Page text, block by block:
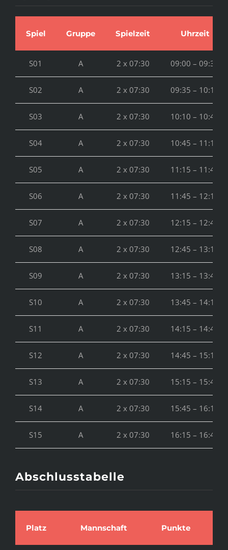
Spiel Gruppe Spielzeit Uhrzeit
S01 A 2 x 07:30 09:00 – 09:35
S02 A 2 x 07:30 09:35 – 10:10
S03 A 2 x 07:30 10:10 – 10:45
S04 A 2 x 07:30 10:45 – 11:15
S05 A 2 x 07:30 11:15 – 11:45
S06 A 2 x 07:30 11:45 – 12:15
S07 A 2 x 07:30 12:15 – 12:45
S08 A 2 x 07:30 12:45 – 13:15
S09 A 2 x 07:30 13:15 – 13:45
S10 A 2 x 07:30 13:45 – 14:15
S11 A 2 x 07:30 14:15 – 14:45
S12 A 2 x 07:30 14:45 – 15:15
S13 A 2 x 07:30 15:15 – 15:45
S14 A 2 x 07:30 15:45 – 16:15
S15 A 2 x 07:30 16:15 – 16:45
Abschlusstabelle
Platz Mannschaft Punkte